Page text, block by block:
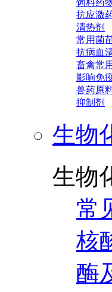
饲料药
抗应激
清热剂
常用菌
抗病血
畜禽常
影响免
兽药原
抑制剂
生物
生物
常
核
酶